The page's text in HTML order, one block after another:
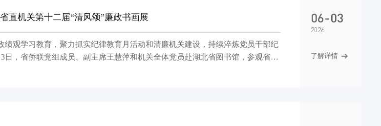
直机关第十二届“清风颂”廉政书画展
绩观学习教育，聚力抓实纪律教育月活动和清廉机关建设，持续淬炼党员干部纪
日，省侨联党组成员、副主席王慧萍和机关全体党员赴湖北省图书馆，参观省直
06-03
2026
了解详情